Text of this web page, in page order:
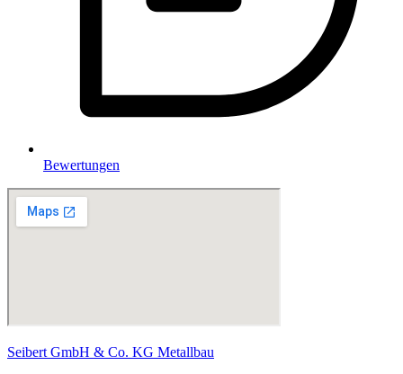
Bewertungen
Seibert GmbH & Co. KG Metallbau